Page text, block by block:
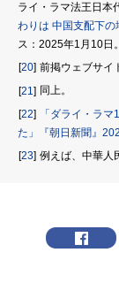
ライ・ラマ法王日本
わりは 中国支配下
ス：2025年1月10日。
20 前掲ウェブサイ
21
同上。
22
「ダライ・ラ
た」『朝日新聞』
23 例えば、中華人